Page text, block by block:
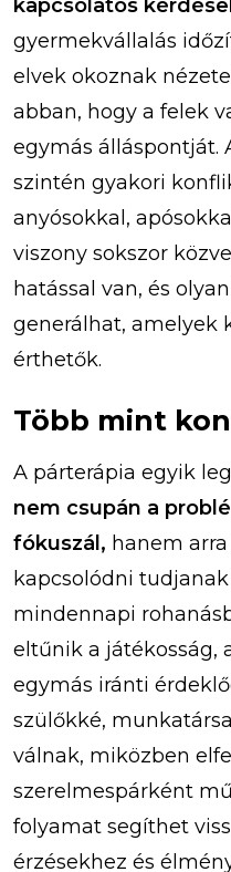
kapcsolatos
gyermekvállalás
elvek okoznak
abban, hogy a felek
egymás álláspontját.
szintén gyakori
anyósokkal,
viszony sokszor
hatással van, és
generálhat, amelyek
érthetők.
Több mint
A párterápia egyik
nem csupán a
fókuszál, hanem
kapcsolódni
mindennapi
eltűnik a játékosság,
egymás iránti
szülőkké,
válnak, miközben
szerelmespárként
folyamat segíthet
érzésekhez és